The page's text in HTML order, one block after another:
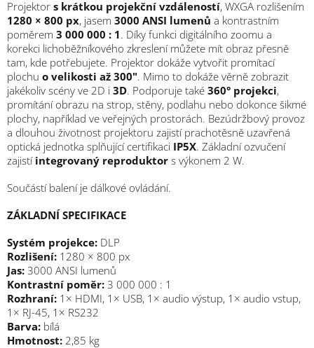
Projektor s krátkou projekční vzdáleností, WXGA rozlišením
1280 × 800 px, jasem 3000 ANSI lumenů a kontrastním
poměrem 3 000 000 : 1. Díky funkci digitálního zoomu a
korekci lichoběžníkového zkreslení můžete mít obraz přesně
tam, kde potřebujete. Projektor dokáže vytvořit promítací
plochu o velikosti až 300". Mimo to dokáže věrně zobrazit
jakékoliv scény ve 2D i 3D. Podporuje také 360° projekci,
promítání obrazu na strop, stěny, podlahu nebo dokonce šikmé
plochy, například ve veřejných prostorách. Bezúdržbový provoz
a dlouhou životnost projektoru zajistí prachotěsně uzavřená
optická jednotka splňující certifikaci IP5X. Základní ozvučení
zajistí integrovaný reproduktor s výkonem 2 W.
Součástí balení je dálkové ovládání.
ZÁKLADNÍ SPECIFIKACE
Systém projekce: DLP
Rozlišení: 1280 × 800 px
Jas: 3000 ANSI lumenů
Kontrastní poměr: 3 000 000 : 1
Rozhraní: 1× HDMI, 1× USB, 1× audio výstup, 1× audio vstup,
1× RJ-45, 1× RS232
Barva: bílá
Hmotnost: 2,85 kg